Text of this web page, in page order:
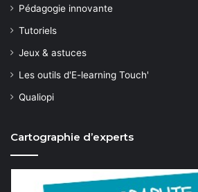
Pédagogie innovante
Tutoriels
Jeux & astuces
Les outils d'E-learning Touch'
Qualiopi
Cartographie d’experts